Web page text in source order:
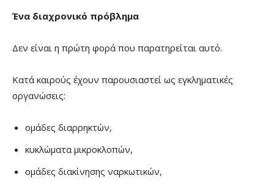
Ένα διαχρονικό πρόβλημα
Δεν είναι η πρώτη φορά που παρατηρείται αυτό.
Κατά καιρούς έχουν παρουσιαστεί ως εγκληματικές
οργανώσεις:
ομάδες διαρρηκτών,
κυκλώματα μικροκλοπών,
ομάδες διακίνησης ναρκωτικών,